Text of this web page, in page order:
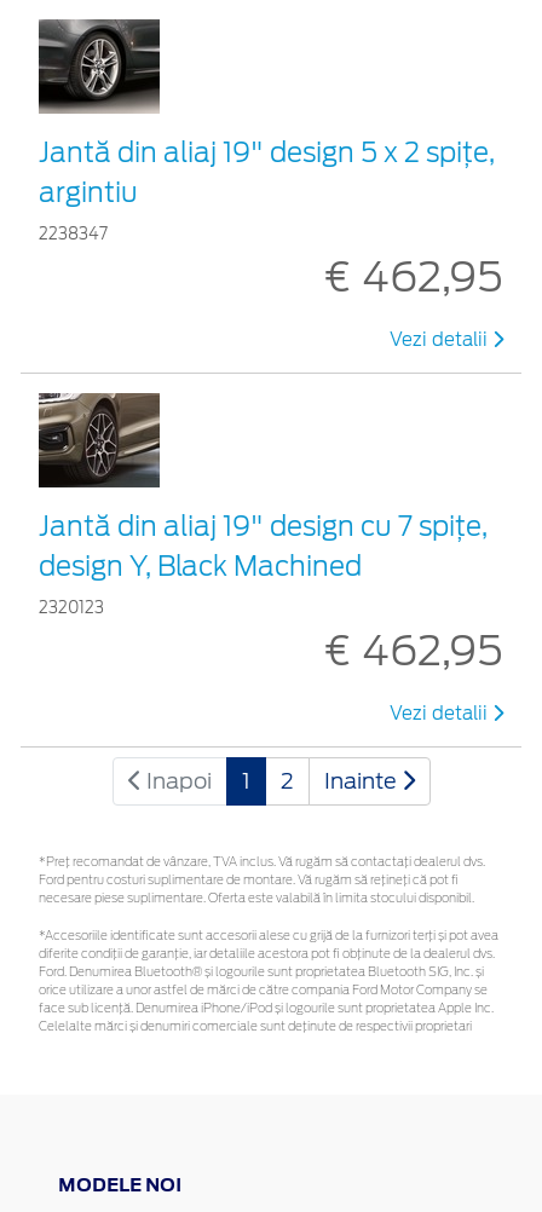
Jantă din aliaj 19" design 5 x 2 spiţe,
argintiu
2238347
€ 462,95
Vezi detalii
Jantă din aliaj 19" design cu 7 spiţe,
design Y, Black Machined
2320123
€ 462,95
Vezi detalii
Inapoi 1 2 Inainte
*Preţ recomandat de vânzare, TVA inclus. Vă rugăm să contactaţi dealerul dvs.
Ford pentru costuri suplimentare de montare. Vă rugăm să rețineți că pot fi
necesare piese suplimentare. Oferta este valabilă în limita stocului disponibil.
*Accesoriile identificate sunt accesorii alese cu grijă de la furnizori terți și pot avea
diferite condiții de garanție, iar detaliile acestora pot fi obținute de la dealerul dvs.
Ford. Denumirea Bluetooth® și logourile sunt proprietatea Bluetooth SIG, Inc. și
orice utilizare a unor astfel de mărci de către compania Ford Motor Company se
face sub licență. Denumirea iPhone/iPod și logourile sunt proprietatea Apple Inc.
Celelalte mărci și denumiri comerciale sunt deținute de respectivii proprietari
MODELE NOI